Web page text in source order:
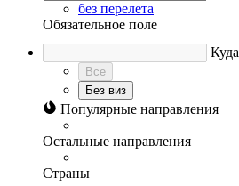
без перелета
Обязательное поле
Куда
Все
Без виз
Популярные направления
Остальные направления
Страны